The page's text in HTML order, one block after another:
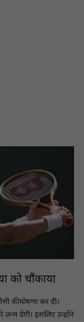
को चौंकाया
की घोषणा कर दी।
देंगी। इसलिए उन्होंने